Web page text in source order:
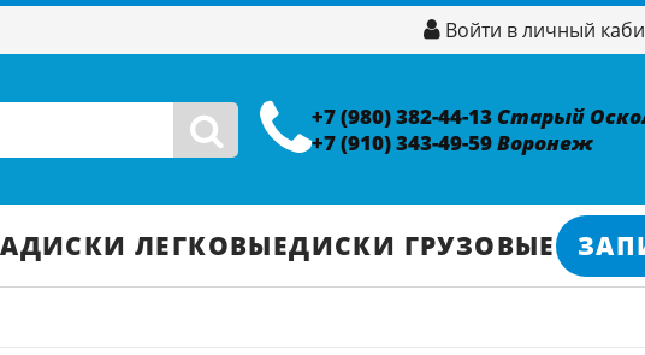
Войти в личный
+7 (980) 382-44-13 Старый
+7 (910) 343-49-59Воронеж
ДИСКИ ЛЕГКОВЫЕДИСКИ ГРУЗОВЫЕ